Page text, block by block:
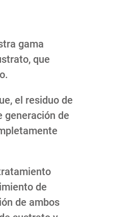
gama
que
el residuo de
generación de
de
de ambos